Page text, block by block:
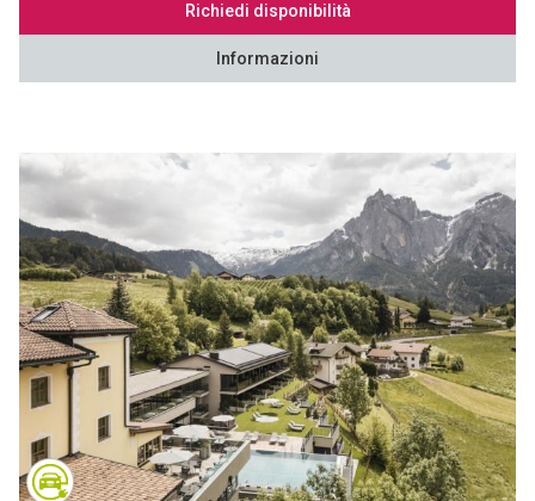
Richiedi disponibilità
Informazioni